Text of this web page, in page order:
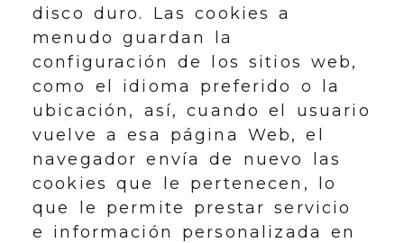
disco duro. Las cookies a
menudo guardan la
configuración de los sitios web,
como el idioma preferido o la
ubicación, así, cuando el usuario
vuelve a esa página Web, el
navegador envía de nuevo las
cookies que le pertenecen, lo
que le permite prestar servicio
e información personalizada en